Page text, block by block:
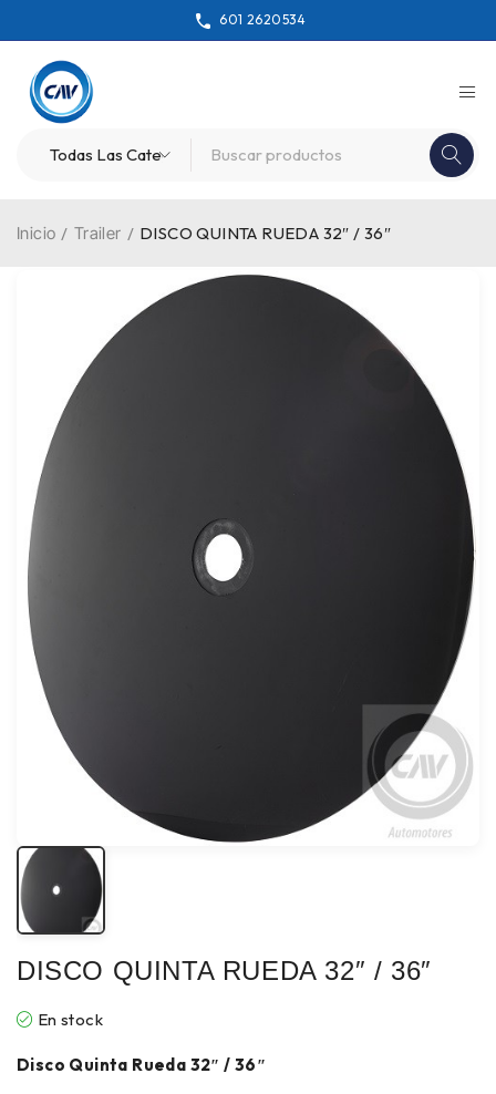
601 2620534
Inicio / Trailer / DISCO QUINTA RUEDA 32″ / 36″
DISCO QUINTA RUEDA 32″ / 36″
En stock
Disco Quinta Rueda 32″ / 36″